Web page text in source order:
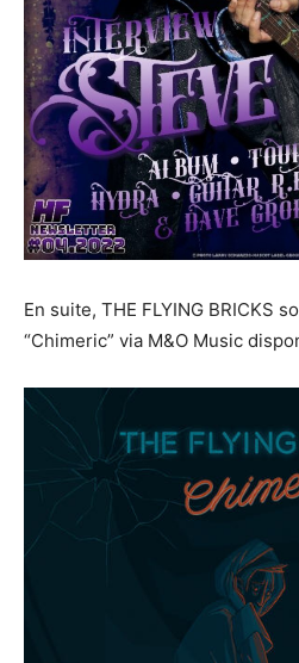
En suite, THE FLYING BRICKS
“Chimeric” via M&O Music